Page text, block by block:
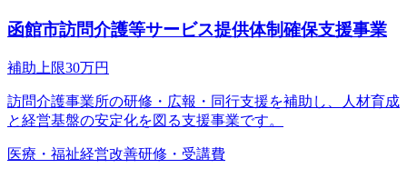
函館市訪問介護等サービス提供体制確保支援事業
補助上限30万円
訪問介護事業所の研修・広報・同行支援を補助し、人材育成
と経営基盤の安定化を図る支援事業です。
医療・福祉経営改善研修・受講費